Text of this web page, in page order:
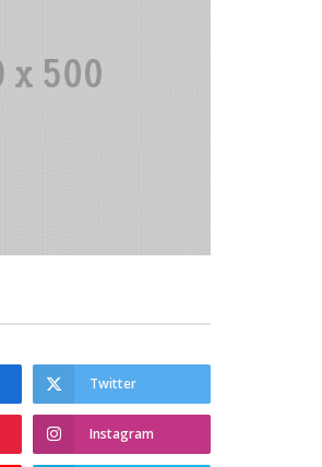
Twitter
Instagram